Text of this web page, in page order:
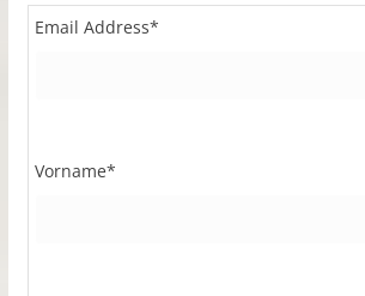
Email Address*
Vorname*